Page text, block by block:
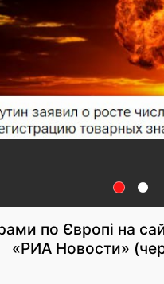
по Європі на
«РИА Новости»